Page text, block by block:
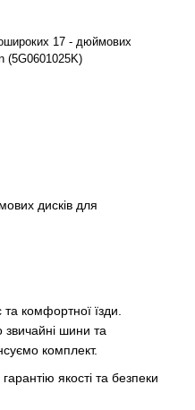
17 - дюймових
(5G0601025K)
дисків для
та комфортної їзди.
звичайні шини та
комплект.
якості та безпеки